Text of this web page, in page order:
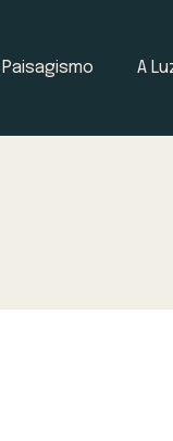
Paisagismo A